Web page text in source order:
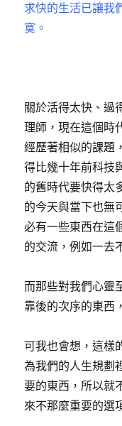
求快的生活已讓我
寞。
關於活得太快、過
理師，現在這個時
經歷著相似的課題
得比幾十年前科技
的舊時代要快得太
的今天與當下也無
必有一些東西在這
的交流，例如一去
而那些對我們心靈
靠後的次序的東西
可我也會想，這樣
為我們的人生規劃
要的東西，所以就
來不那麼重要的選